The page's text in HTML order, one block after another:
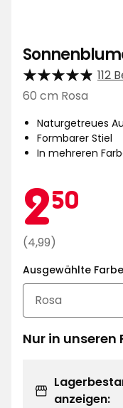
112
60 cm Rosa
Naturgetreues
Formbarer Stiel
In mehreren
250
€
Regulärer
4,99
(4,99)
Ausgewählte
Nur in
anzeigen: